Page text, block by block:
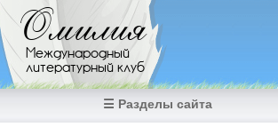
Перейти к основному содержанию
Омилия
Международный
литературный клуб
☰ Разделы сайта